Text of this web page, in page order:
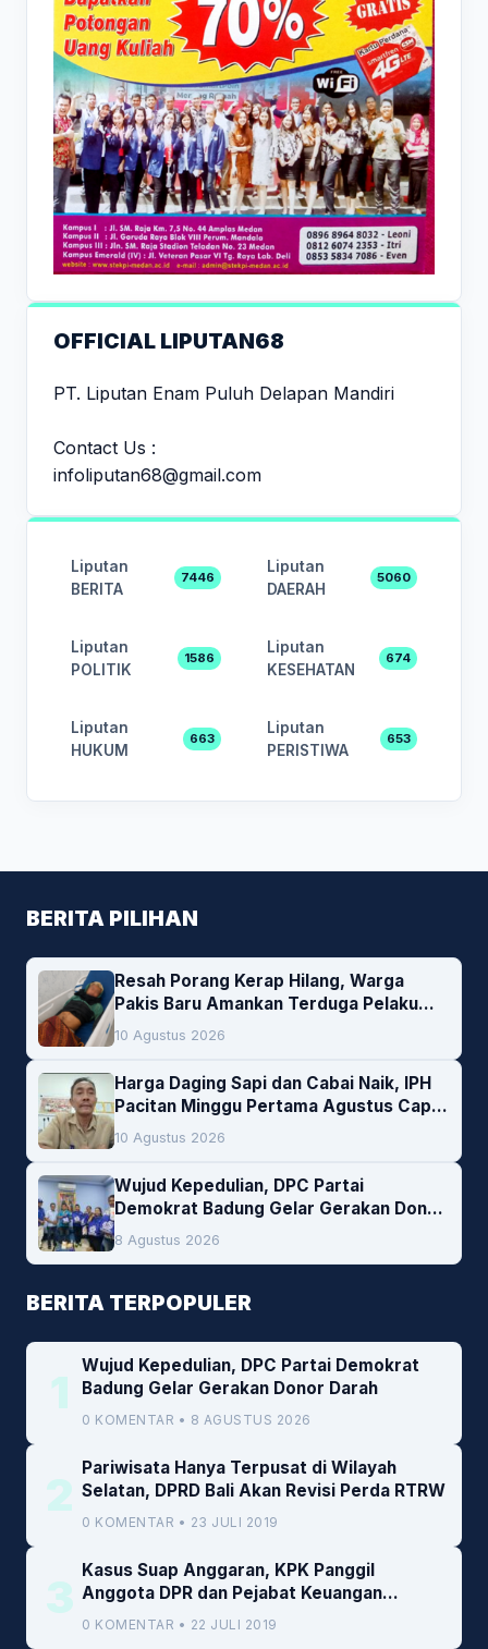
OFFICIAL LIPUTAN68
PT. Liputan Enam Puluh Delapan Mandiri
Contact Us :
infoliputan68@gmail.com
Liputan
BERITA
7446
Liputan
DAERAH
5060
Liputan
POLITIK
1586
Liputan
KESEHATAN
674
Liputan
HUKUM
663
Liputan
PERISTIWA
653
BERITA PILIHAN
Resah Porang Kerap Hilang, Warga
Pakis Baru Amankan Terduga Pelaku
Pencurian
10 Agustus 2026
Harga Daging Sapi dan Cabai Naik, IPH
Pacitan Minggu Pertama Agustus Capai
1,66 Persen. Ini Penjelasan Kabag Ayub
10 Agustus 2026
Wujud Kepedulian, DPC Partai
Demokrat Badung Gelar Gerakan Donor
Darah
8 Agustus 2026
BERITA TERPOPULER
1
Wujud Kepedulian, DPC Partai Demokrat
Badung Gelar Gerakan Donor Darah
0 KOMENTAR • 8 AGUSTUS 2026
2
Pariwisata Hanya Terpusat di Wilayah
Selatan, DPRD Bali Akan Revisi Perda RTRW
0 KOMENTAR • 23 JULI 2019
3
Kasus Suap Anggaran, KPK Panggil
Anggota DPR dan Pejabat Keuangan
Kemenkeu
0 KOMENTAR • 22 JULI 2019